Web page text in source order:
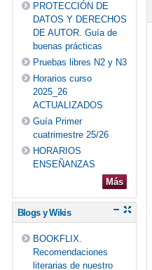
PROTECCIÓN DE
DATOS Y DERECHOS
DE AUTOR. Guía de
buenas prácticas
Pruebas libres N2 y N3
Horarios curso
2025_26
ACTUALIZADOS
Guía Primer
cuatrimestre 25/26
HORARIOS
ENSEÑANZAS
Más
Blogs y Wikis
BOOKFLIX.
Recomendaciones
literarias de nuestro